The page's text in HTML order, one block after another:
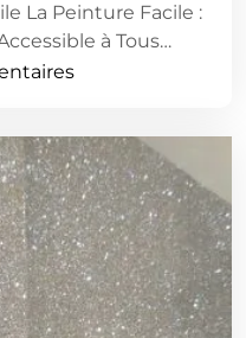
La Peinture Facile :
à Tous…